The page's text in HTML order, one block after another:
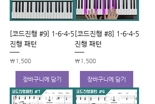
[코드진행 #9] 1-6-4-5
진행 패턴
가격
₩1,500
장바구니에 담기
[코드진행 #8] 1-6-4-5
진행 패턴
가격
₩1,500
장바구니에 담기